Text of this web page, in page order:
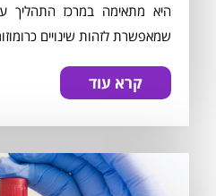
שמאפשרת לזהות שינויים
קרא עוד